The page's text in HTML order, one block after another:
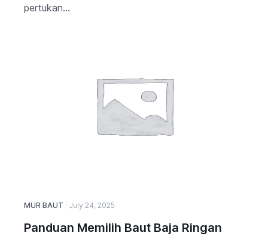
pertukan...
MUR BAUT July 24, 2025
Panduan Memilih Baut Baja Ringan